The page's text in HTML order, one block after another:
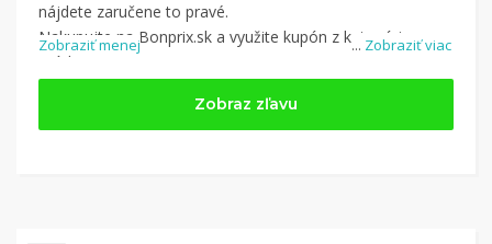
... Zobraziť viac
nájdete zaručene to pravé.
Nakupujte na Bonprix.sk a využite kupón z kategórie:
Móda
Zobraziť menej
Zobraz zľavu